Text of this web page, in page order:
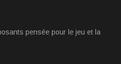
pensée pour le jeu et la